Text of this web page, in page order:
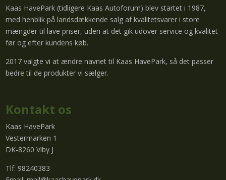
Kaas HavePark (tidligere Kaas Autoforum) blev startet i 1987,
med henblik på landsdækkende salg af kvalitetsvarer i store
mængder til lave priser, uden at det gik udover service og kvalitet
før og efter kundens køb.
2017 valgte vi at ændre navnet til Kaas HavePark, så det passer
bedre til de produkter vi sælger.
Kontakt os
Kaas HavePark
Vestermarken 1
DK-8260 Viby J
Tlf: 98240383